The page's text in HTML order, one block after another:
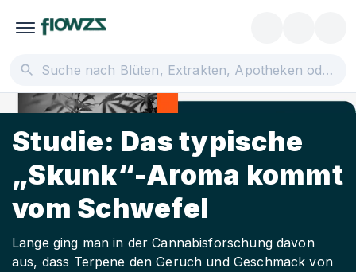
Studie: Das typische
„Skunk“-Aroma kommt
vom Schwefel
Lange ging man in der Cannabisforschung davon
aus, dass Terpene den Geruch und Geschmack von